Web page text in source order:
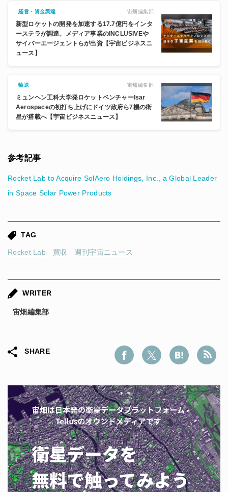
経営・資金調達 宙畑編集部
新型ロケットの開発を加速する17.7億円をインタ
ーステラが調達。メディア事業のINCLUSIVEや
サイバーエージェントらが出資【宇宙ビジネスニ
ュース】
輸送 宙畑編集部
ミュンヘン工科大学発ロケットベンチャーIsar
Aerospaceの初打ち上げにドイツ政府ら7機の衛
星が搭載へ【宇宙ビジネスニュース】
参考記事
Rocket Lab to Acquire SolAero Holdings, Inc., a Global Leader
in Space Solar Power Products
TAG
Rocket Lab 買収 週刊宇宙ニュース
WRITER
宙畑編集部
SHARE